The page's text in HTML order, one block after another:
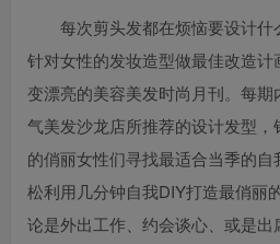
每次剪头发都在烦恼要设计
针对女性的发妆造型做最佳改造
变漂亮的美容美发时尚月刊。每期
气美发沙龙店所推荐的设计发型
的俏丽女性们寻找最适合当季的
松利用几分钟自我DIY打造最俏丽
论是外出工作、约会谈心、或是